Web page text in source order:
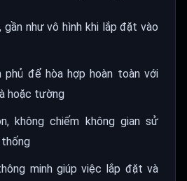
gần như vô hình khi lắp đặt vào
để hòa hợp hoàn toàn với
hoặc tường
không chiếm không gian sử
minh giúp việc lắp đặt và